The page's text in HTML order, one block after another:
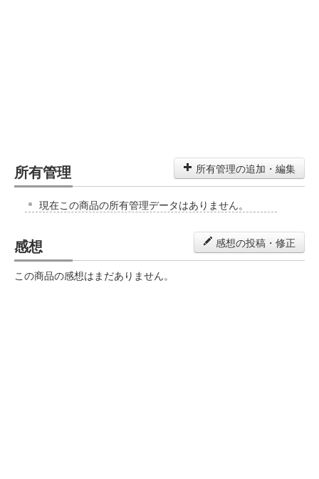
所有管理 所有管理の追加・編集
現在この商品の所有管理データはありません。
感想 感想の投稿・修正
この商品の感想はまだありません。